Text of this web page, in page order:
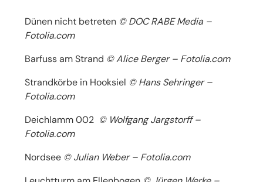
Dünen nicht betreten © DOC RABE Media –
Fotolia.com
Barfuss am Strand © Alice Berger – Fotolia.com
Strandkörbe in Hooksiel © Hans Sehringer –
Fotolia.com
Deichlamm 002 © Wolfgang Jargstorff –
Fotolia.com
Nordsee © Julian Weber – Fotolia.com